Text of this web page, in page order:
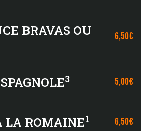
BRAVAS OU 6,50€
3 5,00€
LA ROMAINE1 6,50€